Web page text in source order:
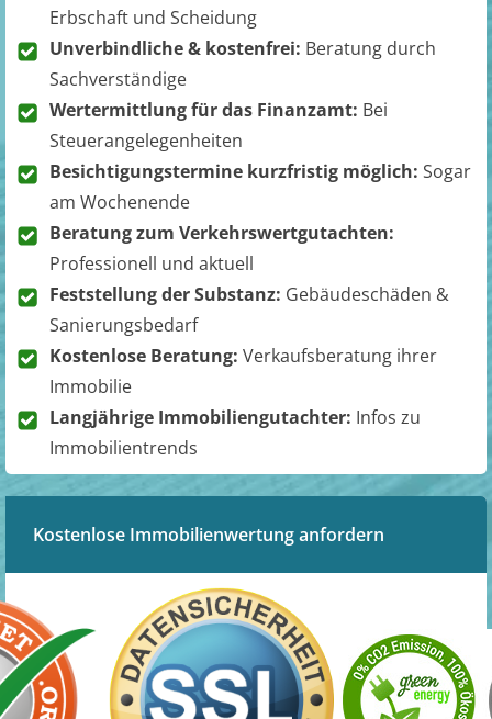
Erbschaft und Scheidung
Unverbindliche & kostenfrei: Beratung durch
Sachverständige
Wertermittlung für das Finanzamt: Bei
Steuerangelegenheiten
Besichtigungstermine kurzfristig möglich: Sogar
am Wochenende
Beratung zum Verkehrswertgutachten:
Professionell und aktuell
Feststellung der Substanz: Gebäudeschäden &
Sanierungsbedarf
Kostenlose Beratung: Verkaufsberatung ihrer
Immobilie
Langjährige Immobiliengutachter: Infos zu
Immobilientrends
Kostenlose Immobilienwertung anfordern